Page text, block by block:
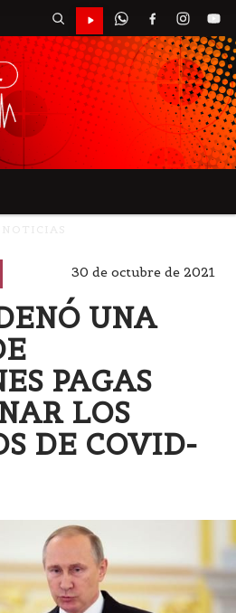
30 de octubre de 2021
UNA
PAGAS
LOS
DE COVID-